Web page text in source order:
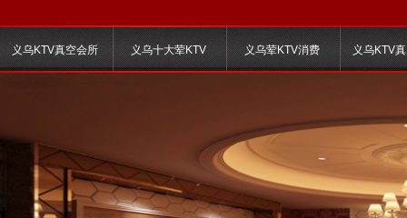
义乌KTV真空会所 义乌十大荤KTV 义乌荤KTV消费 义乌KTV